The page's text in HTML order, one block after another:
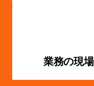
業務の現